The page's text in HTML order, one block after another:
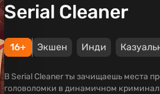
Serial Cleaner
16+ Экшен Инди
В Serial Cleaner ты зачищаешь места
головоломки в динамичном